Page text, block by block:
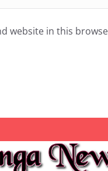
website in this